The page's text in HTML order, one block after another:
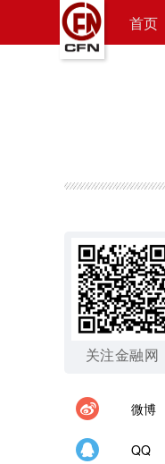
首页
关注金融网
微博
QQ